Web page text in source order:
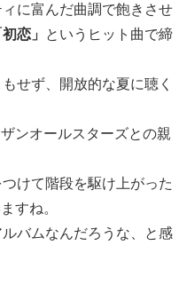
に富んだ曲調で飽きさせ
恋」
というヒット曲で締
せず、開放的な夏に聴く
ンオールスターズとの親
けて階段を駆け上がった
すね。
バムなんだろうな、と感